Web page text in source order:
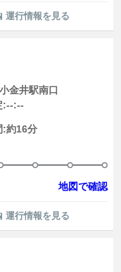
運行情報を見る
金井駅南口
:--:--
:約16分
地図で確認
運行情報を見る